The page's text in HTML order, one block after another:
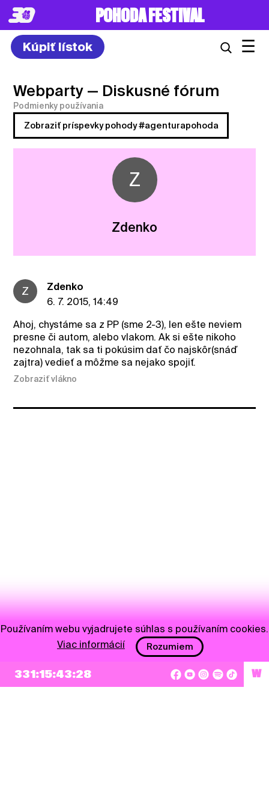
POHODA FESTIVAL
Kúpiť lístok ☰
Webparty — Diskusné fórum
Podmienky používania
Zobraziť príspevky pohody #agenturapohoda
Z
Zdenko
Z
Zdenko
6. 7. 2015, 14:49
Ahoj, chystáme sa z PP (sme 2-3), len ešte neviem
presne či autom, alebo vlakom. Ak si ešte nikoho
nezohnala, tak sa ti pokúsim dať čo najskôr(snáď
zajtra) vedieť a môžme sa nejako spojiť.
Zobraziť vlákno
331:15:43:28 W
Používaním webu vyjadrujete súhlas s používaním cookies.
Viac informácií
Rozumiem